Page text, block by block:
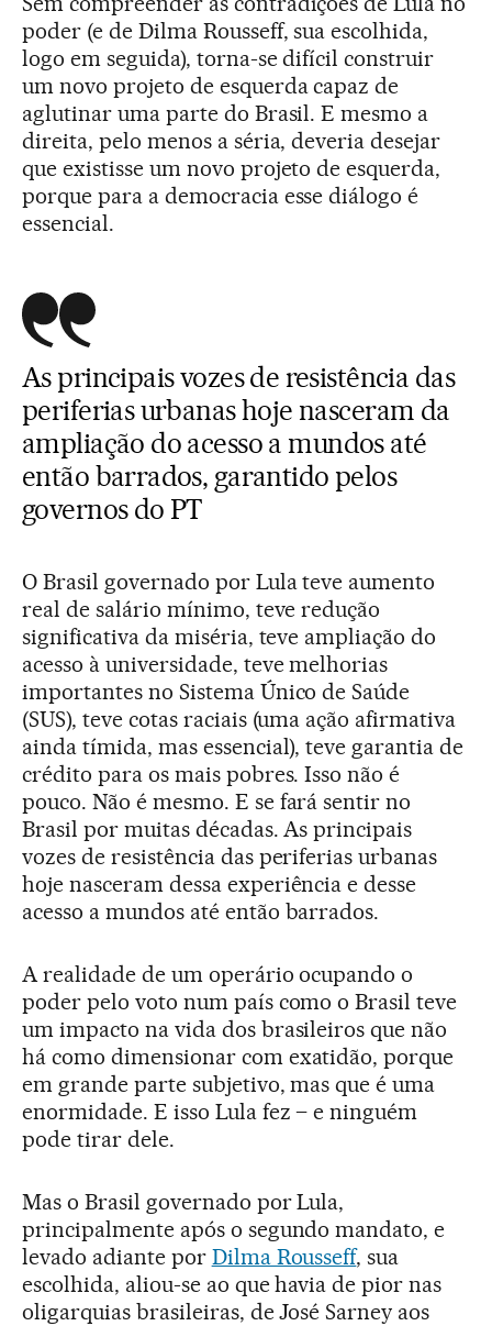
poder (e de Dilma Rousseff, sua escolhida,
logo em seguida), torna-se difícil construir
um novo projeto de esquerda capaz de
aglutinar uma parte do Brasil. E mesmo a
direita, pelo menos a séria, deveria desejar
que existisse um novo projeto de esquerda,
porque para a democracia esse diálogo é
essencial.
As principais vozes de resistência das
periferias urbanas hoje nasceram da
ampliação do acesso a mundos até
então barrados, garantido pelos
governos do PT
O Brasil governado por Lula teve aumento
real de salário mínimo, teve redução
significativa da miséria, teve ampliação do
acesso à universidade, teve melhorias
importantes no Sistema Único de Saúde
(SUS), teve cotas raciais (uma ação afirmativa
ainda tímida, mas essencial), teve garantia de
crédito para os mais pobres. Isso não é
pouco. Não é mesmo. E se fará sentir no
Brasil por muitas décadas. As principais
vozes de resistência das periferias urbanas
hoje nasceram dessa experiência e desse
acesso a mundos até então barrados.
A realidade de um operário ocupando o
poder pelo voto num país como o Brasil teve
um impacto na vida dos brasileiros que não
há como dimensionar com exatidão, porque
em grande parte subjetivo, mas que é uma
enormidade. E isso Lula fez – e ninguém
pode tirar dele.
Mas o Brasil governado por Lula,
principalmente após o segundo mandato, e
levado adiante por Dilma Rousseff, sua
escolhida, aliou-se ao que havia de pior nas
oligarquias brasileiras, de José Sarney aos